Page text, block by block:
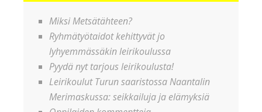
Miksi Metsätähteen?
Ryhmätyötaidot kehittyvät jo
lyhyemmässäkin leirikoulussa
Pyydä nyt tarjous leirikoulusta!
Leirikoulut Turun saaristossa Naantalin
Merimaskussa: seikkailuja ja elämyksiä